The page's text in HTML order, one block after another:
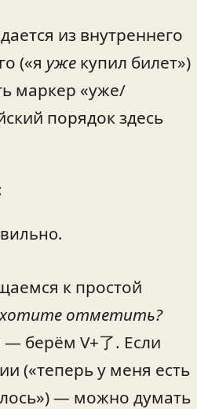
из внутреннего
(«я уже купил билет»)
маркер «уже/
порядок здесь
к простой
отметить?
— берём V+了. Если
(«теперь у меня есть
— можно думать